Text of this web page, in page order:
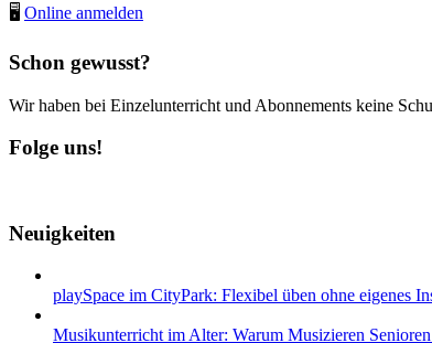
🖥 Online anmelden
Schon gewusst?
Wir haben bei Einzelunterricht und Abonnements keine
Folge uns!
Neuigkeiten
playSpace im CityPark: Flexibel üben ohne eigenes
Musikunterricht im Alter: Warum Musizieren